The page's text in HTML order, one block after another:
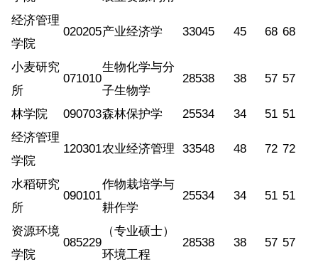
经济管理
学院
020205产业经济学 33045 45 68 68
小麦研究
所
071010
生物化学与分
子生物学
28538 38 57 57
林学院 090703森林保护学 25534 34 51 51
经济管理
学院
120301农业经济管理 33548 48 72 72
水稻研究
所
090101
作物栽培学与
耕作学
25534 34 51 51
资源环境
学院
085229
（专业硕士）
环境工程
28538 38 57 57